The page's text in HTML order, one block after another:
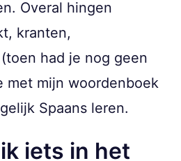
Overal hingen
kranten,
had je nog geen
met mijn woordenboek
Spaans leren.
iets in het